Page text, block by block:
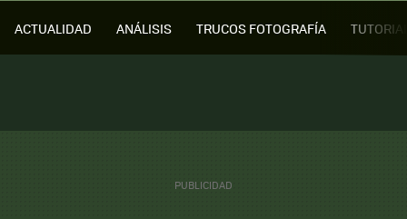
ACTUALIDAD ANÁLISIS TRUCOS FOTOGRAFÍA